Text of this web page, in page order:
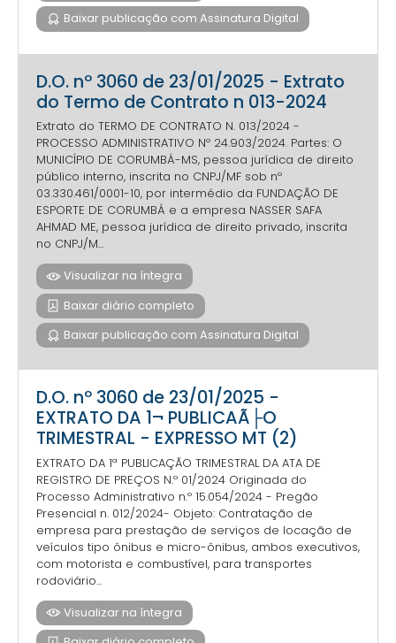
Baixar publicação com Assinatura Digital
D.O. nº 3060 de 23/01/2025 - Extrato
do Termo de Contrato n 013-2024
Extrato do TERMO DE CONTRATO N. 013/2024 -
PROCESSO ADMINISTRATIVO Nº 24.903/2024. Partes: O
MUNICÍPIO DE CORUMBÁ-MS, pessoa jurídica de direito
público interno, inscrita no CNPJ/MF sob nº
03.330.461/0001-10, por intermédio da FUNDAÇÃO DE
ESPORTE DE CORUMBÁ e a empresa NASSER SAFA
AHMAD ME, pessoa jurídica de direito privado, inscrita
no CNPJ/M...
Visualizar na íntegra
Baixar diário completo
Baixar publicação com Assinatura Digital
D.O. nº 3060 de 23/01/2025 -
EXTRATO DA 1¬ PUBLICAÃ├O
TRIMESTRAL - EXPRESSO MT (2)
EXTRATO DA 1ª PUBLICAÇÃO TRIMESTRAL DA ATA DE
REGISTRO DE PREÇOS N.º 01/2024 Originada do
Processo Administrativo n.º 15.054/2024 - Pregão
Presencial n. 012/2024- Objeto: Contratação de
empresa para prestação de serviços de locação de
veículos tipo ônibus e micro-ônibus, ambos executivos,
com motorista e combustível, para transportes
rodoviário...
Visualizar na íntegra